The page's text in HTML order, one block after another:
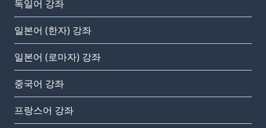
독일어 강좌
일본어 (한자) 강좌
일본어 (로마자) 강좌
중국어 강좌
프랑스어 강좌